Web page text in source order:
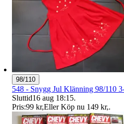
98/110
548 - Snygg Jul Klänning 98/110
Sluttid16 aug 18:15.
Pris:99 kr,Eller Köp nu 149 kr,.